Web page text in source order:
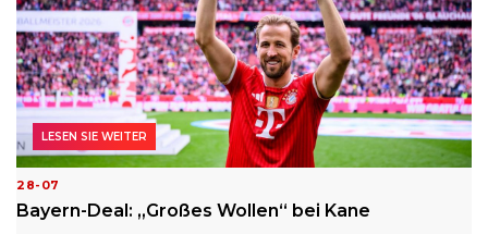
28-07
Bayern-Deal: „Großes Wollen“ bei Kane
LESEN SIE WEITER